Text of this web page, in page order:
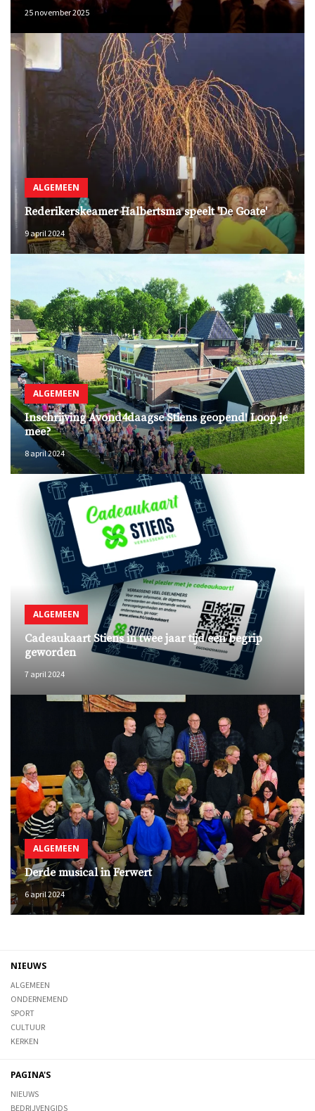
25 november 2025
ALGEMEEN
Rederikerskeamer Halbertsma speelt 'De Goate'
9 april 2024
ALGEMEEN
Inschrijving Avond4daagse Stiens geopend! Loop je
mee?
8 april 2024
ALGEMEEN
Cadeaukaart Stiens in twee jaar tijd een begrip
geworden
7 april 2024
ALGEMEEN
Derde musical in Ferwert
6 april 2024
NIEUWS
ALGEMEEN
ONDERNEMEND
SPORT
CULTUUR
KERKEN
PAGINA'S
NIEUWS
BEDRIJVENGIDS